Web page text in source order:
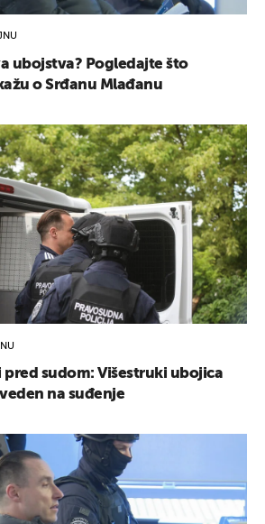
ubojstva? Pogledajte što
o Srđanu Mlađanu
pred sudom: Višestruki ubojica
na suđenje